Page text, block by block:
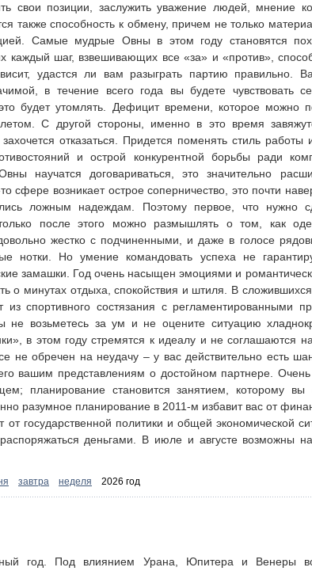
свои позиции, заслужить уважение людей, мнение
также способность к обмену, причем не только
Самые мудрые Овны в этом году становятся
шаг, взвешивающих все «за» и «против»,
удастся ли вам разыграть партию правильно.
в течение всего года вы будете чувствовать
будет утомлять. Дефицит времени, которое можно
С другой стороны, именно в это время
отказаться. Придется поменять стиль работы
и острой конкурентной борьбы ради
научатся договариваться, это значительно
сфере возникает острое соперничество, это почти
ложным надеждам. Поэтому первое, что нужно
после этого можно размышлять о том, как
жестко с подчиненными, и даже в голосе
нотки. Но умение командовать успеха не
замашки. Год очень насыщен эмоциями и
о минутах отдыха, спокойствия и штиля. В
из спортивного состязания с регламентированными
не возьметесь за ум и не оцените ситуацию
в этом году стремятся к идеалу и не соглашаются
не обречен на неудачу – у вас действительно есть
вашим представлениям о достойном партнере.
планирование становится занятием, которому вы
разумное планирование в 2011-м избавит вас от
от государственной политики и общей экономической
деньгами. В июле и августе возможны
завтра неделя 2026 год
год. Под влиянием Урана, Юпитера и Венеры